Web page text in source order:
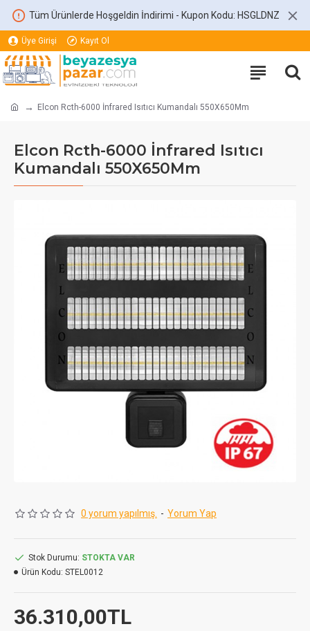
Tüm Ürünlerde Hoşgeldin İndirimi - Kupon Kodu: HSGLDNZ
Üye Girişi Kayıt Ol
Elcon Rcth-6000 İnfrared Isıtıcı Kumandalı 550X650Mm
Elcon Rcth-6000 İnfrared Isıtıcı
Kumandalı 550X650Mm
0 yorum yapılmış. - Yorum Yap
36.310,00TL
Stok Durumu: STOKTA VAR
Ürün Kodu: STEL0012